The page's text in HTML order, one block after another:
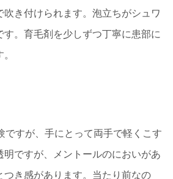
き付けられます。泡立ちがシュワ
す。育毛剤を少しずつ丁寧に患部に
ですが、手にとって両手で軽くこす
明ですが、メントールのにおいがあ
つき感があります。当たり前なの